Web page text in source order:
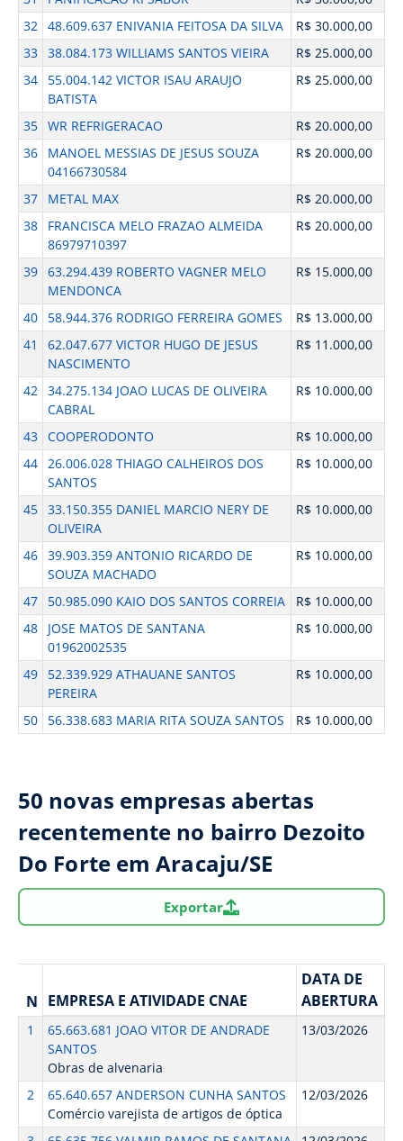
32 48.609.637 ENIVANIA FEITOSA DA SILVA
R$ 30.000,00
33 38.084.173 WILLIAMS SANTOS VIEIRA
R$ 25.000,00
34
55.004.142 VICTOR ISAU ARAUJO
BATISTA
R$ 25.000,00
35 WR REFRIGERACAO
R$ 20.000,00
36
MANOEL MESSIAS DE JESUS SOUZA
04166730584
R$ 20.000,00
37 METAL MAX
R$ 20.000,00
38
FRANCISCA MELO FRAZAO ALMEIDA
86979710397
R$ 20.000,00
39 63.294.439 ROBERTO VAGNER MELO
MENDONCA
R$ 15.000,00
40 58.944.376 RODRIGO FERREIRA GOMES
R$ 13.000,00
41
62.047.677 VICTOR HUGO DE JESUS
NASCIMENTO
R$ 11.000,00
42 34.275.134 JOAO LUCAS DE OLIVEIRA
CABRAL
R$ 10.000,00
43 COOPERODONTO
R$ 10.000,00
44 26.006.028 THIAGO CALHEIROS DOS
SANTOS
R$ 10.000,00
45 33.150.355 DANIEL MARCIO NERY DE
OLIVEIRA
R$ 10.000,00
46 39.903.359 ANTONIO RICARDO DE
SOUZA MACHADO
R$ 10.000,00
47 50.985.090 KAIO DOS SANTOS CORREIA
R$ 10.000,00
48
JOSE MATOS DE SANTANA
01962002535
R$ 10.000,00
49
52.339.929 ATHAUANE SANTOS
PEREIRA
R$ 10.000,00
50 56.338.683 MARIA RITA SOUZA SANTOS R$ 10.000,00
50 novas empresas abertas
recentemente no bairro Dezoito
Do Forte em Aracaju/SE
Exportar
N EMPRESA E ATIVIDADE CNAE
DATA DE
ABERTURA
1
65.663.681 JOAO VITOR DE ANDRADE
SANTOS
Obras de alvenaria
13/03/2026
2
65.640.657 ANDERSON CUNHA SANTOS
Comércio varejista de artigos de óptica
12/03/2026